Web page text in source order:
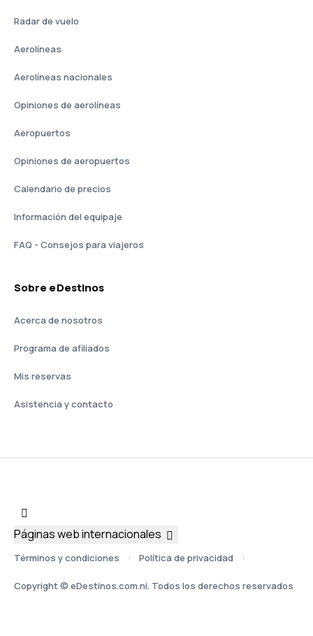
Radar de vuelo
Aerolíneas
Aerolíneas nacionales
Opiniones de aerolíneas
Aeropuertos
Opiniones de aeropuertos
Calendario de precios
Información del equipaje
FAQ - Consejos para viajeros
Sobre eDestinos
Acerca de nosotros
Programa de afiliados
Mis reservas
Asistencia y contacto
Términos y condiciones Política de privacidad
Copyright © eDestinos.com.ni. Todos los derechos reservados
Páginas web internacionales